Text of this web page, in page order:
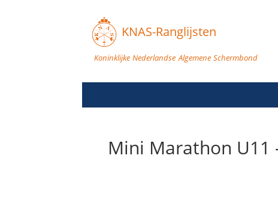
KNAS-Ranglijsten
Koninklijke Nederlandse Algemene Schermbond
Mini Marathon U11